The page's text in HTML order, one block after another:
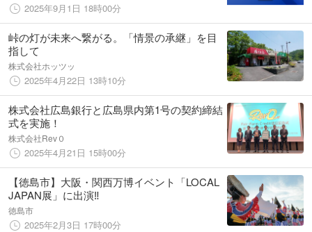
2025年9月1日 18時00分
峠の灯が未来へ繋がる。「情景の承継」を目
指して
株式会社ホッツッ
2025年4月22日 13時10分
株式会社広島銀行と広島県内第1号の契約締結
式を実施！
株式会社Rev０
2025年4月21日 15時00分
【徳島市】大阪・関西万博イベント「LOCAL
JAPAN展」に出演‼
徳島市
2025年2月3日 17時00分